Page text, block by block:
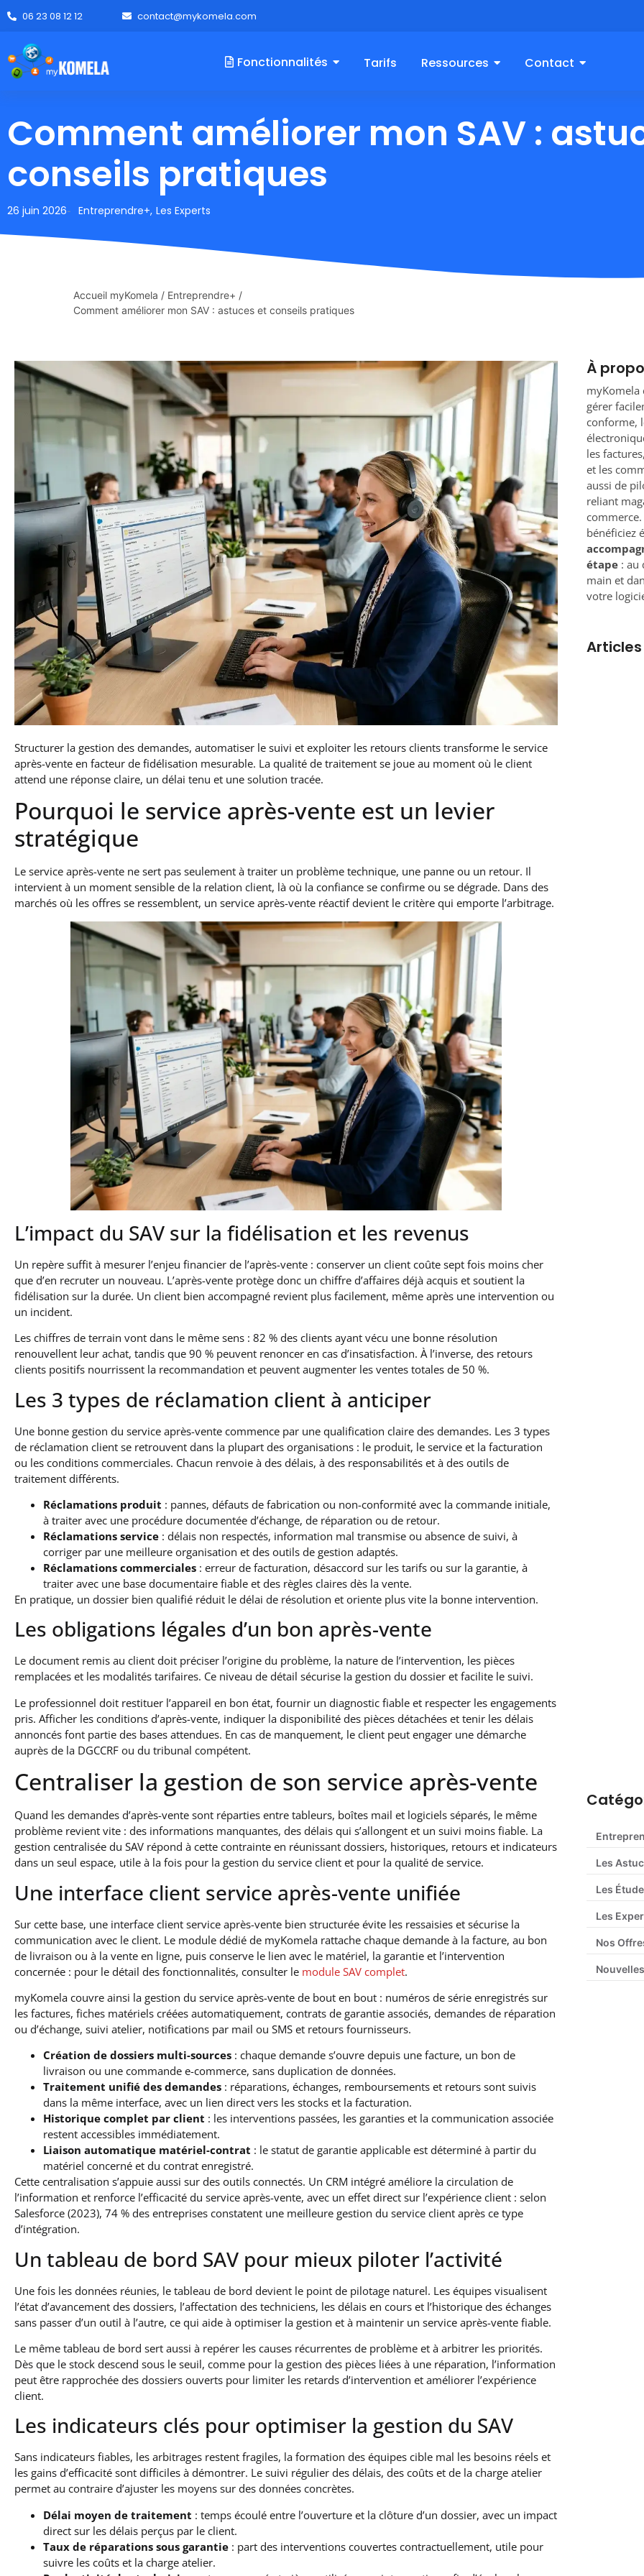
06 23 08 12 12 contact@mykomela.com
Fonctionnalités Tarifs Ressources Contact
Comment améliorer mon SAV :
conseils pratiques
26 juin 2026- Entreprendre+, Les Experts
Accueil myKomela / Entreprendre+ /
Comment améliorer mon SAV : astuces et conseils pratiques
Structurer la gestion des demandes, automatiser le suivi et exploiter les retours clients transforme le service
après-vente en facteur de fidélisation mesurable. La qualité de traitement se joue au moment où le client
attend une réponse claire, un délai tenu et une solution tracée.
Pourquoi le service après-vente est un levier
stratégique
Le service après-vente ne sert pas seulement à traiter un problème technique, une panne ou un retour. Il
intervient à un moment sensible de la relation client, là où la confiance se confirme ou se dégrade. Dans des
marchés où les offres se ressemblent, un service après-vente réactif devient le critère qui emporte l’arbitrage.
L’impact du SAV sur la fidélisation et les revenus
Un repère suffit à mesurer l’enjeu financier de l’après-vente : conserver un client coûte sept fois moins cher
que d’en recruter un nouveau. L’après-vente protège donc un chiffre d’affaires déjà acquis et soutient la
fidélisation sur la durée. Un client bien accompagné revient plus facilement, même après une intervention ou
un incident.
Les chiffres de terrain vont dans le même sens : 82 % des clients ayant vécu une bonne résolution
renouvellent leur achat, tandis que 90 % peuvent renoncer en cas d’insatisfaction. À l’inverse, des retours
clients positifs nourrissent la recommandation et peuvent augmenter les ventes totales de 50 %.
Les 3 types de réclamation client à anticiper
Une bonne gestion du service après-vente commence par une qualification claire des demandes. Les 3 types
de réclamation client se retrouvent dans la plupart des organisations : le produit, le service et la facturation
ou les conditions commerciales. Chacun renvoie à des délais, à des responsabilités et à des outils de
traitement différents.
Réclamations produit : pannes, défauts de fabrication ou non-conformité avec la commande initiale,
à traiter avec une procédure documentée d’échange, de réparation ou de retour.
Réclamations service : délais non respectés, information mal transmise ou absence de suivi, à
corriger par une meilleure organisation et des outils de gestion adaptés.
Réclamations commerciales : erreur de facturation, désaccord sur les tarifs ou sur la garantie, à
traiter avec une base documentaire fiable et des règles claires dès la vente.
En pratique, un dossier bien qualifié réduit le délai de résolution et oriente plus vite la bonne intervention.
Les obligations légales d’un bon après-vente
Le document remis au client doit préciser l’origine du problème, la nature de l’intervention, les pièces
remplacées et les modalités tarifaires. Ce niveau de détail sécurise la gestion du dossier et facilite le suivi.
Le professionnel doit restituer l’appareil en bon état, fournir un diagnostic fiable et respecter les engagements
pris. Afficher les conditions d’après-vente, indiquer la disponibilité des pièces détachées et tenir les délais
annoncés font partie des bases attendues. En cas de manquement, le client peut engager une démarche
auprès de la DGCCRF ou du tribunal compétent.
Centraliser la gestion de son service après-vente
Quand les demandes d’après-vente sont réparties entre tableurs, boîtes mail et logiciels séparés, le même
problème revient vite : des informations manquantes, des délais qui s’allongent et un suivi moins fiable. La
gestion centralisée du SAV répond à cette contrainte en réunissant dossiers, historiques, retours et indicateurs
dans un seul espace, utile à la fois pour la gestion du service client et pour la qualité de service.
Une interface client service après-vente unifiée
Sur cette base, une interface client service après-vente bien structurée évite les ressaisies et sécurise la
communication avec le client. Le module dédié de myKomela rattache chaque demande à la facture, au bon
de livraison ou à la vente en ligne, puis conserve le lien avec le matériel, la garantie et l’intervention
concernée : pour le détail des fonctionnalités, consulter le module SAV complet.
myKomela couvre ainsi la gestion du service après-vente de bout en bout : numéros de série enregistrés sur
les factures, fiches matériels créées automatiquement, contrats de garantie associés, demandes de réparation
ou d’échange, suivi atelier, notifications par mail ou SMS et retours fournisseurs.
Création de dossiers multi-sources : chaque demande s’ouvre depuis une facture, un bon de
livraison ou une commande e-commerce, sans duplication de données.
Traitement unifié des demandes : réparations, échanges, remboursements et retours sont suivis
dans la même interface, avec un lien direct vers les stocks et la facturation.
Historique complet par client : les interventions passées, les garanties et la communication associée
restent accessibles immédiatement.
Liaison automatique matériel-contrat : le statut de garantie applicable est déterminé à partir du
matériel concerné et du contrat enregistré.
Cette centralisation s’appuie aussi sur des outils connectés. Un CRM intégré améliore la circulation de
l’information et renforce l’efficacité du service après-vente, avec un effet direct sur l’expérience client : selon
Salesforce (2023), 74 % des entreprises constatent une meilleure gestion du service client après ce type
d’intégration.
Un tableau de bord SAV pour mieux piloter l’activité
Une fois les données réunies, le tableau de bord devient le point de pilotage naturel. Les équipes visualisent
l’état d’avancement des dossiers, l’affectation des techniciens, les délais en cours et l’historique des échanges
sans passer d’un outil à l’autre, ce qui aide à optimiser la gestion et à maintenir un service après-vente fiable.
Le même tableau de bord sert aussi à repérer les causes récurrentes de problème et à arbitrer les priorités.
Dès que le stock descend sous le seuil, comme pour la gestion des pièces liées à une réparation, l’information
peut être rapprochée des dossiers ouverts pour limiter les retards d’intervention et améliorer l’expérience
client.
Les indicateurs clés pour optimiser la gestion du SAV
Sans indicateurs fiables, les arbitrages restent fragiles, la formation des équipes cible mal les besoins réels et
les gains d’efficacité sont difficiles à démontrer. Le suivi régulier des délais, des coûts et de la charge atelier
permet au contraire d’ajuster les moyens sur des données concrètes.
Délai moyen de traitement : temps écoulé entre l’ouverture et la clôture d’un dossier, avec un impact
direct sur les délais perçus par le client.
Taux de réparations sous garantie : part des interventions couvertes contractuellement, utile pour
suivre les coûts et la charge atelier.
À
myKomela
gérer
conforme,
les
et les
aussi de
reliant
bénéficiez
étape: au
main et
votre
Les
Les
Les
Nos